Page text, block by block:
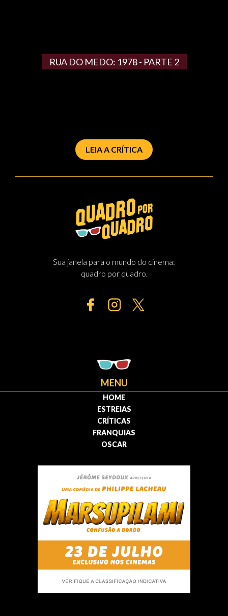
RUA DO MEDO: 1978 - PARTE 2
LEIA A CRÍTICA
Sua janela para o mundo do cinema:
quadro por quadro.
MENU
HOME
ESTREIAS
CRÍTICAS
FRANQUIAS
OSCAR